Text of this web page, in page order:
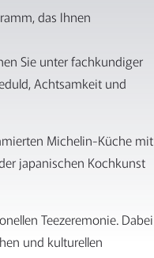
das Ihnen
Sie unter fachkundiger
Achtsamkeit und
Michelin-Küche mit
japanischen Kochkunst
Teezeremonie. Dabei
und kulturellen